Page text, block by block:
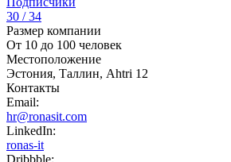
30 / 34
Размер компании
От 10 до 100 человек
Местоположение
Эстония, Таллин, Ahtri 12
Контакты
Email:
hr@ronasit.com
LinkedIn:
ronas-it
Dribbble: